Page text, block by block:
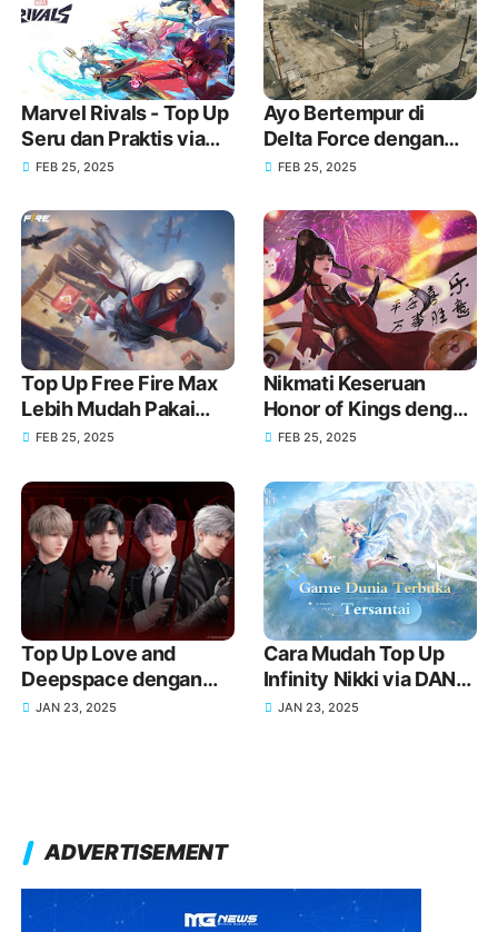
Marvel Rivals - Top Up
Seru dan Praktis via
GoPay
FEB 25, 2025
Ayo Bertempur di
Delta Force dengan
Senjata Baru melalui
FEB 25, 2025
Top Up Free Fire Max
Lebih Mudah Pakai
GoPay!
FEB 25, 2025
Nikmati Keseruan
Honor of Kings dengan
Top Up melalui GoPay!
FEB 25, 2025
Top Up Love and
Deepspace dengan
DANA, Dapatkan Item
JAN 23, 2025
Cara Mudah Top Up
Infinity Nikki via DANA
untuk Koleksi Outfit
JAN 23, 2025
ADVERTISEMENT